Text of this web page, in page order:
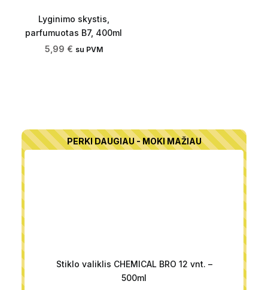
Lyginimo skystis,
parfumuotas B7, 400ml
5,99 € su PVM
PERKI DAUGIAU - MOKI MAŽIAU
Stiklo valiklis CHEMICAL BRO 12 vnt. –
500ml